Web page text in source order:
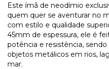
Este ímã de neodímio
quem quer se aventurar no
com estilo e qualidade
45mm de espessura, ele é
potência e resistência,
objetos metálicos em rios,
mar.